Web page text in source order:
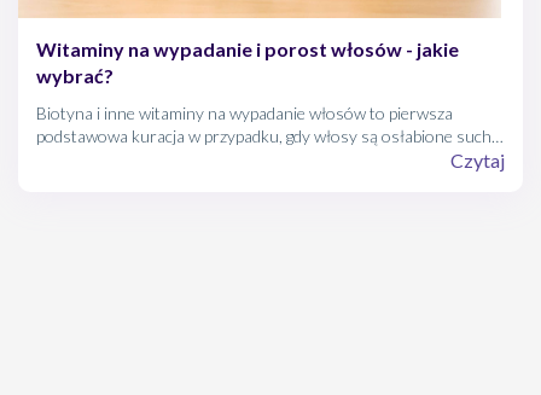
Witaminy na wypadanie i porost włosów - jakie
wybrać?
Biotyna i inne witaminy na wypadanie włosów to pierwsza
podstawowa kuracja w przypadku, gdy włosy są osłabione suche,
łamliwe i mają tendencję do przerzedzania się. Jeśli sytuacja nie
Czytaj